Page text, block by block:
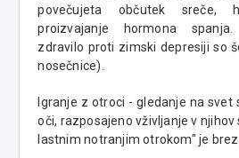
povečujeta občutek sreče,
proizvajanje hormona
zdravilo proti zimski depresiji so
nosečnice).
Igranje z otroci - gledanje na
oči, razposajeno vživljanje v
lastnim notranjim otrokom" je